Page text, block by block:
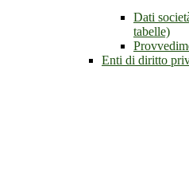
Dati
tabelle)
Enti di diritto